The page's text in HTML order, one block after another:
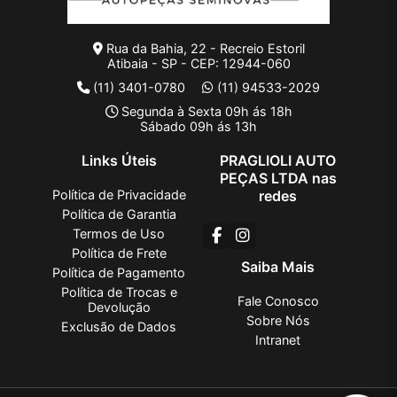
Rua da Bahia, 22 - Recreio Estoril
Atibaia - SP - CEP: 12944-060
(11) 3401-0780
(11) 94533-2029
Segunda à Sexta 09h ás 18h
Sábado 09h ás 13h
Links Úteis
Política de Privacidade
Política de Garantia
Termos de Uso
Política de Frete
Política de Pagamento
Política de Trocas e
Devolução
Exclusão de Dados
PRAGLIOLI AUTO
PEÇAS LTDA nas
redes
Saiba Mais
Fale Conosco
Sobre Nós
Intranet